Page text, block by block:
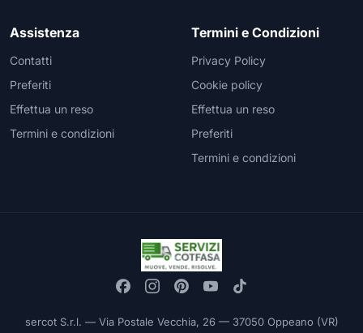
Assistenza
Contatti
Preferiti
Effettua un reso
Termini e condizioni
Termini e Condizioni
Privacy Policy
Cookie policy
Effettua un reso
Preferiti
Termini e condizioni
sercot S.r.l. — Via Postale Vecchia, 26 — 37050 Oppeano (VR)